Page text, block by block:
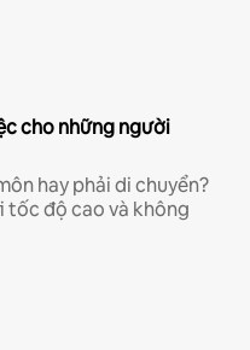
cho những người
hay phải di chuyển?
tốc độ cao và không